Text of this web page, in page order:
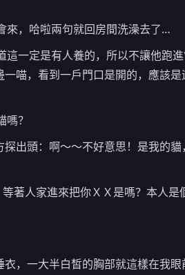
來，哈啦兩句就回房間洗澡去了…
一定是有人養的，所以不讓他跑
喵，看到一戶門口是開的，應該是
？
出頭：啊～～不好意思！是我的貓
著人家進來把你ＸＸ是嗎？本人是
，一大半白皙的胸部就這樣在我眼